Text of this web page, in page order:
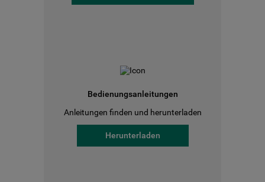
Bedienungsanleitungen
Anleitungen finden und herunterladen
Herunterladen